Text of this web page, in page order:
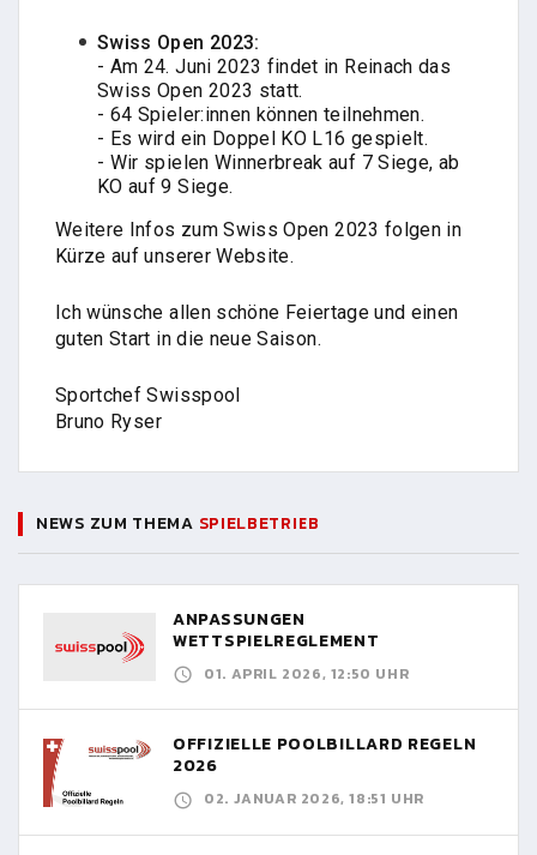
Swiss Open 2023:
- Am 24. Juni 2023 findet in Reinach das
Swiss Open 2023 statt.
- 64 Spieler:innen können teilnehmen.
- Es wird ein Doppel KO L16 gespielt.
- Wir spielen Winnerbreak auf 7 Siege, ab
KO auf 9 Siege.
Weitere Infos zum Swiss Open 2023 folgen in
Kürze auf unserer Website.
Ich wünsche allen schöne Feiertage und einen
guten Start in die neue Saison.
Sportchef Swisspool
Bruno Ryser
NEWS ZUM THEMA SPIELBETRIEB
ANPASSUNGEN
WETTSPIELREGLEMENT
01. APRIL 2026, 12:50 UHR
OFFIZIELLE POOLBILLARD REGELN
2026
02. JANUAR 2026, 18:51 UHR